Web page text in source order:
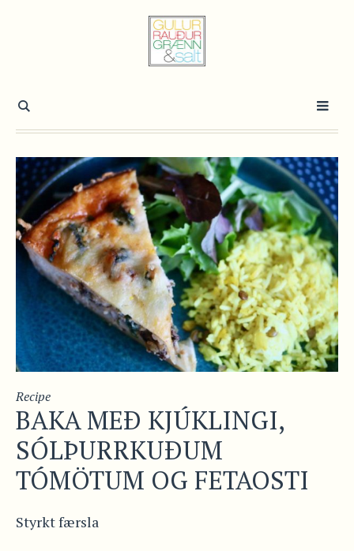
Recipe
BAKA MEÐ KJÚKLINGI,
SÓLÞURRKUÐUM
TÓMÖTUM OG FETAOSTI
Styrkt færsla